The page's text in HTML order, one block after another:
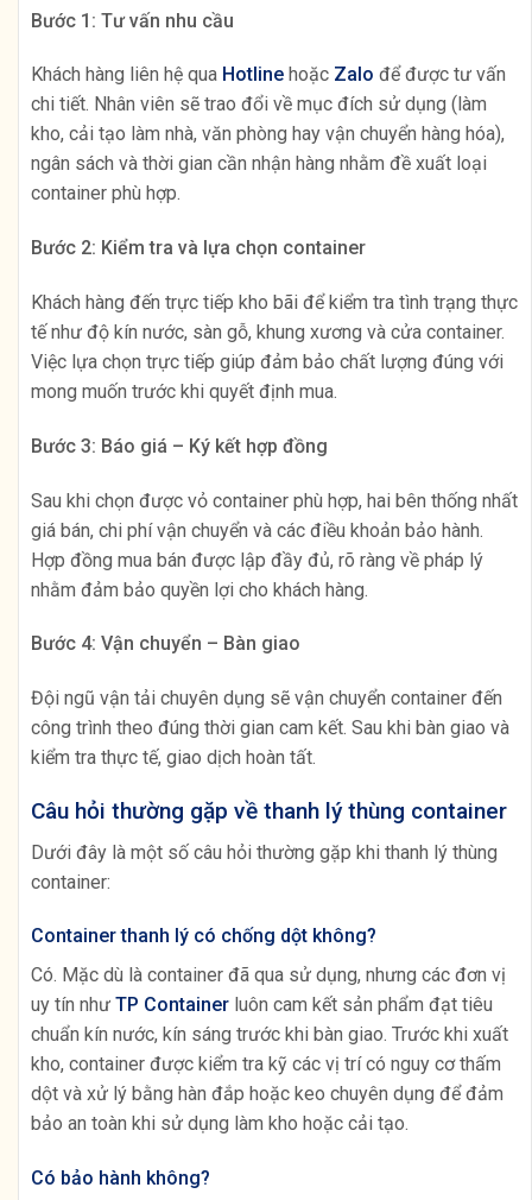
Bước 1: Tư vấn nhu cầu
Khách hàng liên hệ qua Hotline hoặc Zalo để được tư vấn
chi tiết. Nhân viên sẽ trao đổi về mục đích sử dụng (làm
kho, cải tạo làm nhà, văn phòng hay vận chuyển hàng hóa),
ngân sách và thời gian cần nhận hàng nhằm đề xuất loại
container phù hợp.
Bước 2: Kiểm tra và lựa chọn container
Khách hàng đến trực tiếp kho bãi để kiểm tra tình trạng thực
tế như độ kín nước, sàn gỗ, khung xương và cửa container.
Việc lựa chọn trực tiếp giúp đảm bảo chất lượng đúng với
mong muốn trước khi quyết định mua.
Bước 3: Báo giá – Ký kết hợp đồng
Sau khi chọn được vỏ container phù hợp, hai bên thống nhất
giá bán, chi phí vận chuyển và các điều khoản bảo hành.
Hợp đồng mua bán được lập đầy đủ, rõ ràng về pháp lý
nhằm đảm bảo quyền lợi cho khách hàng.
Bước 4: Vận chuyển – Bàn giao
Đội ngũ vận tải chuyên dụng sẽ vận chuyển container đến
công trình theo đúng thời gian cam kết. Sau khi bàn giao và
kiểm tra thực tế, giao dịch hoàn tất.
Câu hỏi thường gặp về thanh lý thùng container
Dưới đây là một số câu hỏi thường gặp khi thanh lý thùng
container:
Container thanh lý có chống dột không?
Có. Mặc dù là container đã qua sử dụng, nhưng các đơn vị
uy tín như TP Container luôn cam kết sản phẩm đạt tiêu
chuẩn kín nước, kín sáng trước khi bàn giao. Trước khi xuất
kho, container được kiểm tra kỹ các vị trí có nguy cơ thấm
dột và xử lý bằng hàn đắp hoặc keo chuyên dụng để đảm
bảo an toàn khi sử dụng làm kho hoặc cải tạo.
Có bảo hành không?